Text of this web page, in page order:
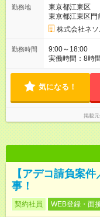
勤務地
東京都江東区
東京都江東区門
株式会社ネ
勤務時間
9:00～18:00
実働時間：8時
気になる！
掲載
【アデコ請負案
事！
契約社員 WEB登録・面